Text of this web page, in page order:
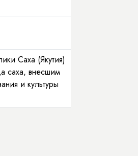
Саха (Якутия)
саха, внесшим
и культуры